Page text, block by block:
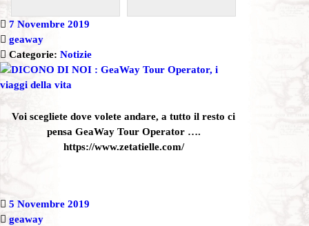
7 Novembre 2019
geaway
Categorie: Notizie
Voi scegliete dove volete andare, a tutto il resto ci
pensa GeaWay Tour Operator ….
https://www.zetatielle.com/
5 Novembre 2019
geaway